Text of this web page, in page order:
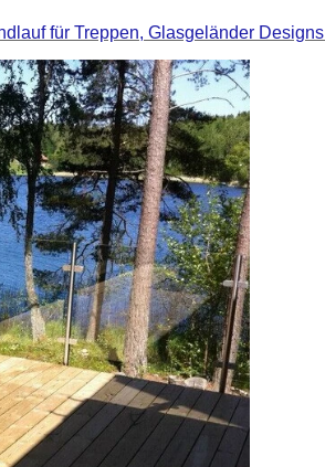
für Treppen, Glasgeländer Designs